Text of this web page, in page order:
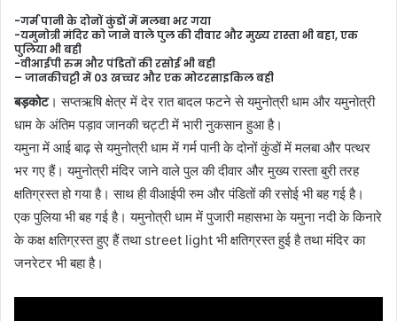
-गर्म पानी के दोनों कुंडों में मलबा भर गया
-यमुनोत्री मंदिर को जाने वाले पुल की दीवार और मुख्य रास्ता भी बहा, एक
पुलिया भी बही
-वीआईपी रुम और पंडितों की रसोई भी बही
– जानकीचट्टी में 03 खच्चर और एक मोटरसाइकिल बही
बड़कोट। सप्तऋषि क्षेत्र में देर रात बादल फटने से यमुनोत्री धाम और यमुनोत्री
धाम के अंतिम पड़ाव जानकी चट्टी में भारी नुकसान हुआ है।
यमुना में आई बाढ़ से यमुनोत्री धाम में गर्म पानी के दोनों कुंडों में मलबा और पत्थर
भर गए हैं। यमुनोत्री मंदिर जाने वाले पुल की दीवार और मुख्य रास्ता बुरी तरह
क्षतिग्रस्त हो गया है। साथ ही वीआईपी रुम और पंडितों की रसोई भी बह गई है।
एक पुलिया भी बह गई है। यमुनोत्री धाम में पुजारी महासभा के यमुना नदी के किनारे
के कक्ष क्षतिग्रस्त हुए हैं तथा street light भी क्षतिग्रस्त हुई है तथा मंदिर का
जनरेटर भी बहा है।